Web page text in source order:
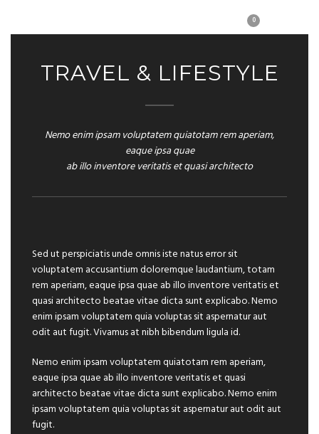
0
TRAVEL & LIFESTYLE
Nemo enim ipsam voluptatem quiatotam rem aperiam,
eaque ipsa quae
ab illo inventore veritatis et quasi architecto
Sed ut perspiciatis unde omnis iste natus error sit
voluptatem accusantium doloremque laudantium, totam
rem aperiam, eaque ipsa quae ab illo inventore veritatis et
quasi architecto beatae vitae dicta sunt explicabo. Nemo
enim ipsam voluptatem quia voluptas sit aspernatur aut
odit aut fugit. Vivamus at nibh bibendum ligula id.
Nemo enim ipsam voluptatem quiatotam rem aperiam,
eaque ipsa quae ab illo inventore veritatis et quasi
architecto beatae vitae dicta sunt explicabo. Nemo enim
ipsam voluptatem quia voluptas sit aspernatur aut odit aut
fugit.